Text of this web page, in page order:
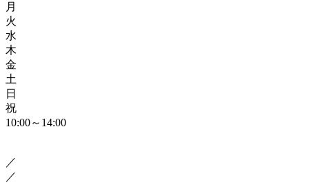
月
火
水
木
金
土
日
祝
10:00～14:00
／
／